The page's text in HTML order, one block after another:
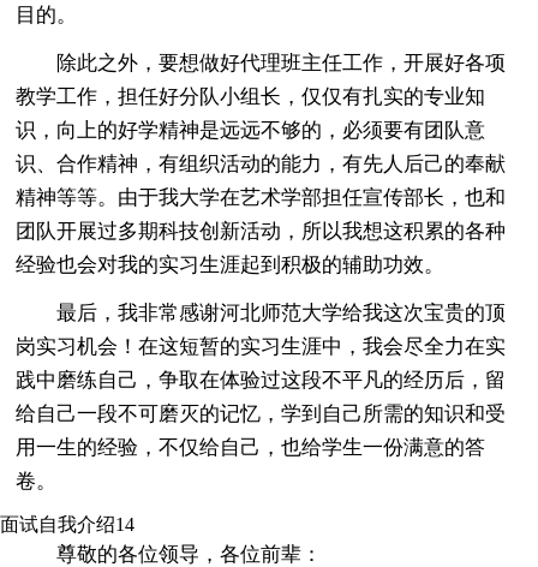
目的。
除此之外，要想做好代理班主任工作，开展好各项
教学工作，担任好分队小组长，仅仅有扎实的专业知
识，向上的好学精神是远远不够的，必须要有团队意
识、合作精神，有组织活动的能力，有先人后己的奉献
精神等等。由于我大学在艺术学部担任宣传部长，也和
团队开展过多期科技创新活动，所以我想这积累的各种
经验也会对我的实习生涯起到积极的辅助功效。
最后，我非常感谢河北师范大学给我这次宝贵的顶
岗实习机会！在这短暂的实习生涯中，我会尽全力在实
践中磨练自己，争取在体验过这段不平凡的经历后，留
给自己一段不可磨灭的记忆，学到自己所需的知识和受
用一生的经验，不仅给自己，也给学生一份满意的答
卷。
面试自我介绍14
尊敬的各位领导，各位前辈：